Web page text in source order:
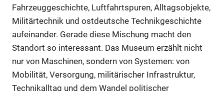
Fahrzeuggeschichte, Luftfahrtspuren, Alltagsobjekte,
Militärtechnik und ostdeutsche Technikgeschichte
aufeinander. Gerade diese Mischung macht den
Standort so interessant. Das Museum erzählt nicht
nur von Maschinen, sondern von Systemen: von
Mobilität, Versorgung, militärischer Infrastruktur,
Technikalltag und dem Wandel politischer